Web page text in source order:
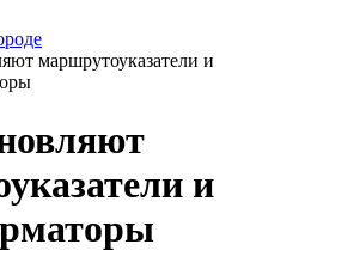
маршрутоуказатели и
и